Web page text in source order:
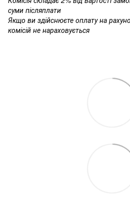
суми післяплати
Якщо ви здійснюєте оплату на
комісій не нараховується